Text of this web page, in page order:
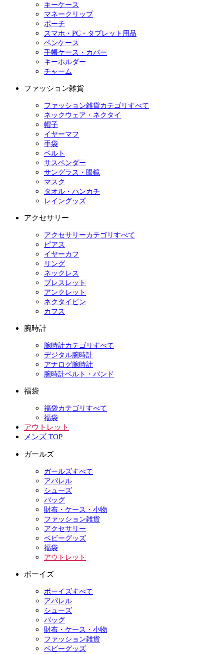
キーケース
マネークリップ
ポーチ
スマホ・PC・タブレット用品
ペンケース
手帳ケース・カバー
キーホルダー
チャーム
ファッション雑貨
ファッション雑貨カテゴリすべて
ネックウェア・ネクタイ
帽子
イヤーマフ
手袋
ベルト
サスペンダー
サングラス・眼鏡
マスク
タオル・ハンカチ
レイングッズ
アクセサリー
アクセサリーカテゴリすべて
ピアス
イヤーカフ
リング
ネックレス
ブレスレット
アンクレット
ネクタイピン
カフス
腕時計
腕時計カテゴリすべて
デジタル腕時計
アナログ腕時計
腕時計ベルト・バンド
福袋
福袋カテゴリすべて
福袋
アウトレット
メンズ TOP
ガールズ
ガールズすべて
アパレル
シューズ
バッグ
財布・ケース・小物
ファッション雑貨
アクセサリー
ベビーグッズ
福袋
アウトレット
ボーイズ
ボーイズすべて
アパレル
シューズ
バッグ
財布・ケース・小物
ファッション雑貨
ベビーグッズ